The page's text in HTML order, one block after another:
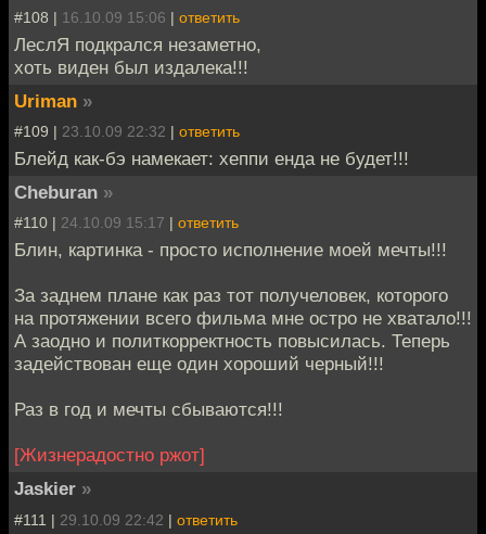
#108 | 16.10.09 15:06 | ответить
ЛеслЯ подкрался незаметно,
хоть виден был издалека!!!
Uriman »
#109 | 23.10.09 22:32 | ответить
Блейд как-бэ намекает: хеппи енда не будет!!!
Cheburan »
#110 | 24.10.09 15:17 | ответить
Блин, картинка - просто исполнение моей мечты!!!
За заднем плане как раз тот получеловек, которого
на протяжении всего фильма мне остро не хватало!!!
А заодно и политкорректность повысилась. Теперь
задействован еще один хороший черный!!!
Раз в год и мечты сбываются!!!
[Жизнерадостно ржот]
Jaskier »
#111 | 29.10.09 22:42 | ответить